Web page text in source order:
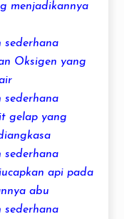
menjadikannya
sederhana
Oksigen yang
sederhana
gelap yang
sederhana
api pada
abu
sederhana